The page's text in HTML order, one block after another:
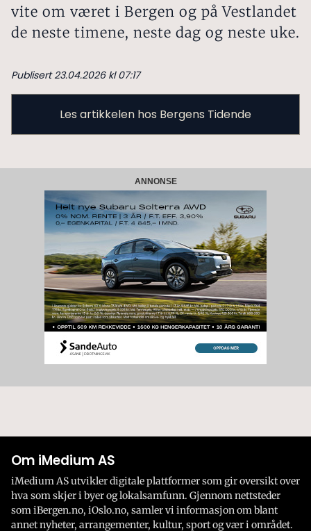
vite om været i Bergen og på Vestlandet
de neste timene, neste dag og neste uke.
Publisert 23.04.2026 kl 07:17
Les artikkelen hos Bergens Tidende
ANNONSE
Om iMedium AS
iMedium AS utvikler digitale plattformer som gir oversikt over
hva som skjer i byer og lokalsamfunn. Gjennom nettsteder
som iBergen.no, iOslo.no, samler vi informasjon om blant
annet nyheter, arrangementer, kultur, sport og vær i området.